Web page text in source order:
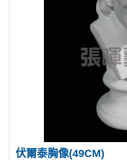
伏爾泰胸像(49CM)